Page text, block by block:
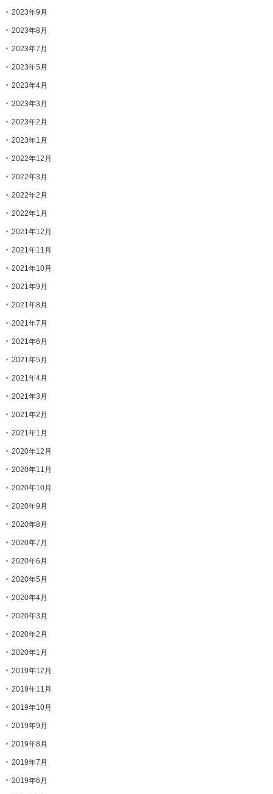
2023年9月
2023年8月
2023年7月
2023年5月
2023年4月
2023年3月
2023年2月
2023年1月
2022年12月
2022年3月
2022年2月
2022年1月
2021年12月
2021年11月
2021年10月
2021年9月
2021年8月
2021年7月
2021年6月
2021年5月
2021年4月
2021年3月
2021年2月
2021年1月
2020年12月
2020年11月
2020年10月
2020年9月
2020年8月
2020年7月
2020年6月
2020年5月
2020年4月
2020年3月
2020年2月
2020年1月
2019年12月
2019年11月
2019年10月
2019年9月
2019年8月
2019年7月
2019年6月